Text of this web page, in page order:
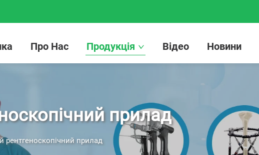
Про Нас Продукція Відео Новини
прилад
рентгеноскопічний прилад